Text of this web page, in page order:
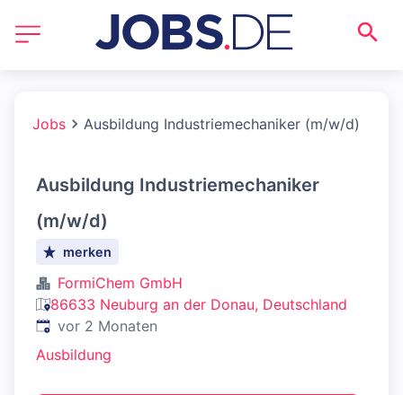
Jobs Ausbildung Industriemechaniker (m/w/d)
Ausbildung Industriemechaniker
(m/w/d)
merken
FormiChem GmbH
86633 Neuburg an der Donau, Deutschland
Veröffentlicht:
vor 2 Monaten
Ausbildung